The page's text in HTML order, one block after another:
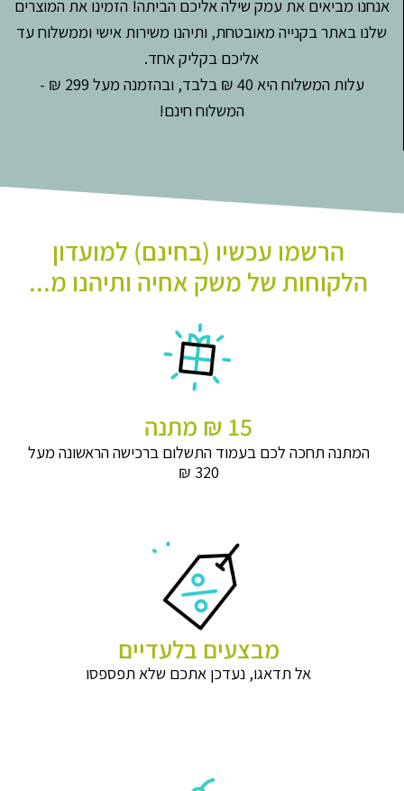
אנחנו מביאים את עמק שילה אליכם הביתה! הזמינו את המוצרים
שלנו באתר בקנייה מאובטחת, ותיהנו משירות אישי וממשלוח עד
אליכם בקליק אחד.
עלות המשלוח היא 40 ₪ בלבד, ובהזמנה מעל 299 ₪ -
המשלוח חינם!
הרשמו עכשיו (בחינם) למועדון
הלקוחות של משק אחיה ותיהנו מ...
15 ₪ מתנה
המתנה תחכה לכם בעמוד התשלום ברכישה הראשונה מעל
320 ₪
מבצעים בלעדיים
אל תדאגו, נעדכן אתכם שלא תפספסו